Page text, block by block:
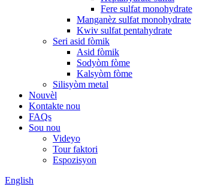
Fere sulfat monohydrate
Manganèz sulfat monohydrate
Kwiv sulfat pentahydrate
Seri asid fòmik
Asid fòmik
Sodyòm fòme
Kalsyòm fòme
Silisyòm metal
Nouvèl
Kontakte nou
FAQs
Sou nou
Videyo
Tour faktori
Espozisyon
English